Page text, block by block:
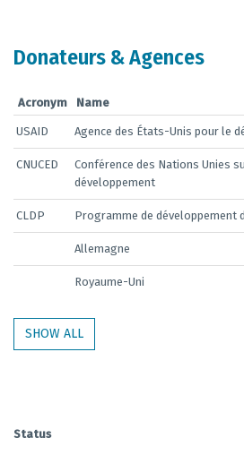
Donateurs & Agences
Acronym Name
USAID Agence des États-Unis pour le
CNUCED
Conférence des Nations Unies
développement
CLDP Programme de développement
Allemagne
Royaume-Uni
SHOW ALL
Status